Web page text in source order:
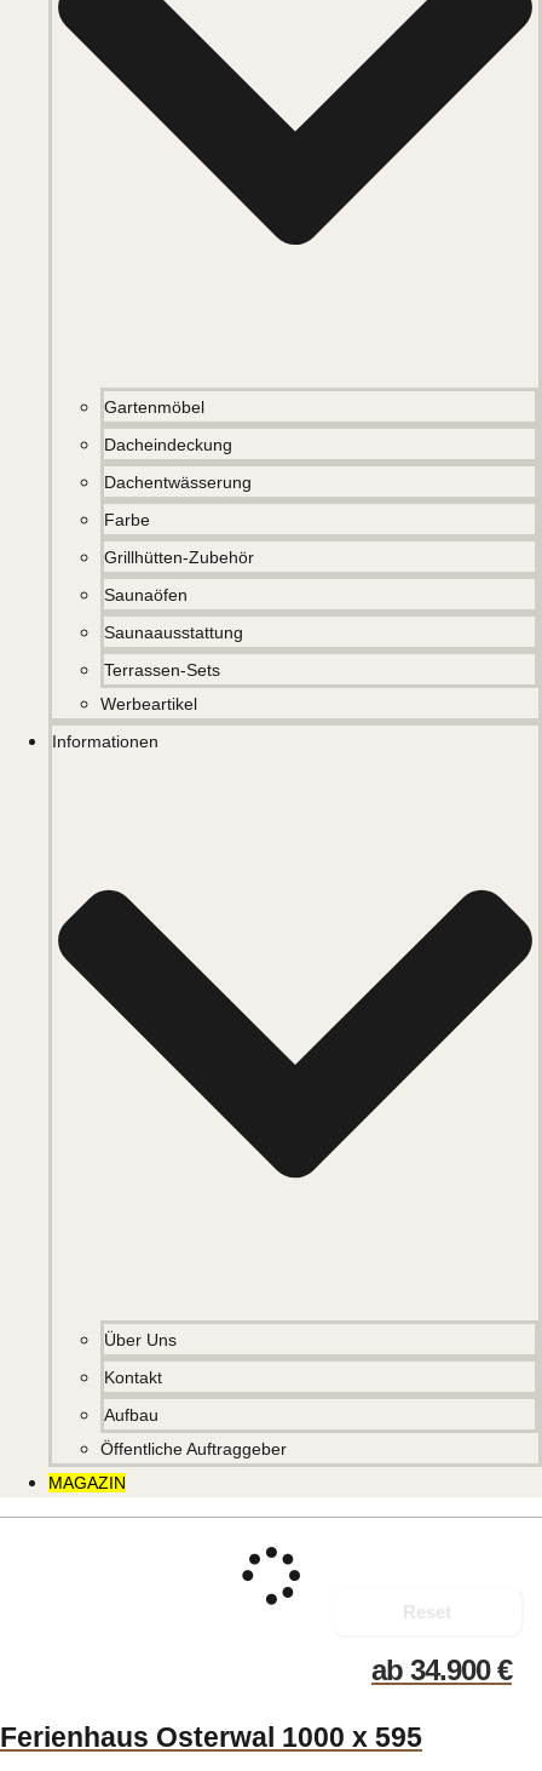
Gartenmöbel
Dacheindeckung
Dachentwässerung
Farbe
Grillhütten-Zubehör
Saunaöfen
Saunaausstattung
Terrassen-Sets
Werbeartikel
Informationen
Über Uns
Kontakt
Aufbau
Öffentliche Auftraggeber
MAGAZIN
Reset
ab 34.900€
Ferienhaus Osterwal 1000 x 595